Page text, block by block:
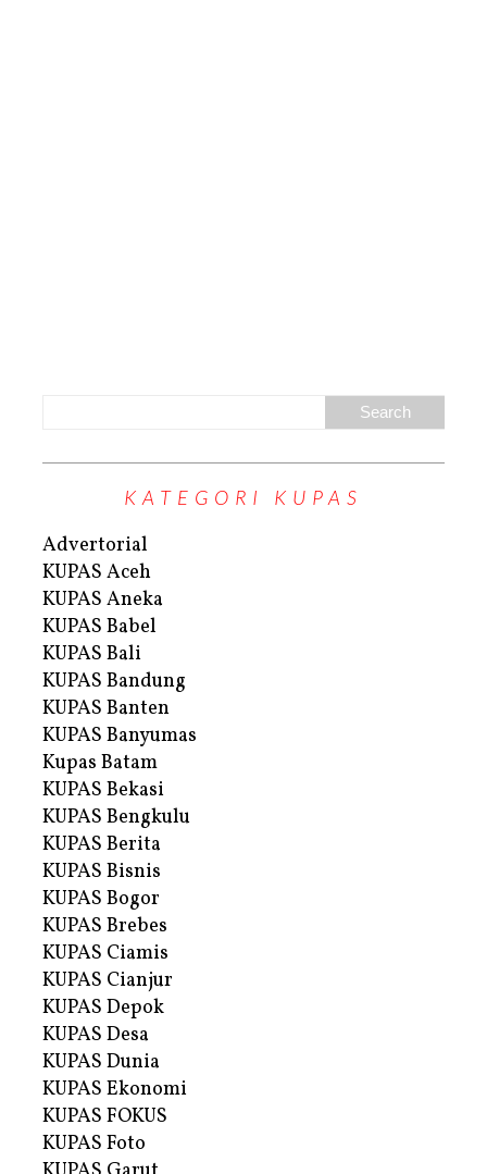
KATEGORI KUPAS
Advertorial
KUPAS Aceh
KUPAS Aneka
KUPAS Babel
KUPAS Bali
KUPAS Bandung
KUPAS Banten
KUPAS Banyumas
Kupas Batam
KUPAS Bekasi
KUPAS Bengkulu
KUPAS Berita
KUPAS Bisnis
KUPAS Bogor
KUPAS Brebes
KUPAS Ciamis
KUPAS Cianjur
KUPAS Depok
KUPAS Desa
KUPAS Dunia
KUPAS Ekonomi
KUPAS FOKUS
KUPAS Foto